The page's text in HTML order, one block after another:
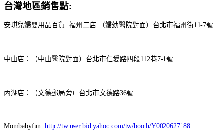
台灣地區銷售點:
安琪兒婦嬰用品百貨: 福州二店:（婦幼醫院對面）台北市福州街11-7號
中山店：（中山醫院對面）台北市仁愛路四段112巷7-1號
內湖店：（文德郵局旁）台北市文德路36號
Mombabyfun: http://tw.user.bid.yahoo.com/tw/booth/Y0020627188